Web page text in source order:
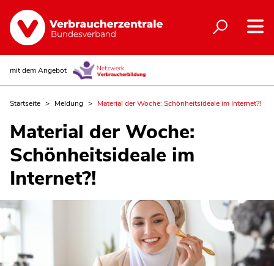
mit dem Angebot
Startseite Meldung Material der Woche: Schönheitsideale im Internet?!
Material der Woche:
Schönheitsideale im
Internet?!